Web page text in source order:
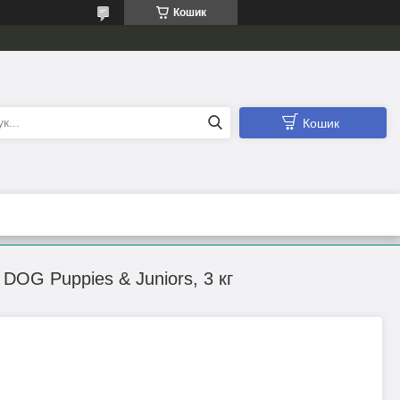
Кошик
Кошик
DOG Puppies & Juniors, 3 кг